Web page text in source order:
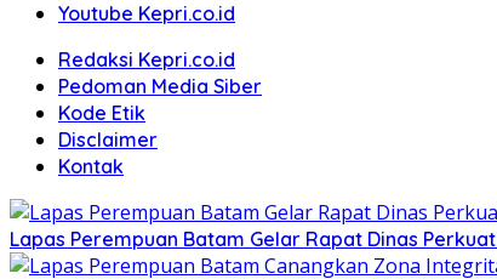
Youtube Kepri.co.id
Redaksi Kepri.co.id
Pedoman Media Siber
Kode Etik
Disclaimer
Kontak
Lapas Perempuan Batam Gelar Rapat Dinas